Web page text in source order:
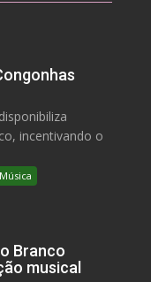
incentivando o
Música
Branco
musical